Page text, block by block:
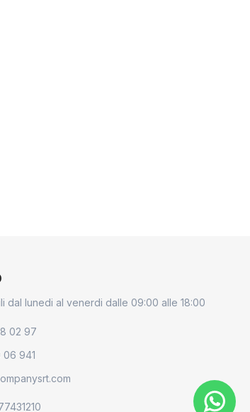
dal lunedi al venerdi dalle 09:00 alle 18:00
02 97
06 941